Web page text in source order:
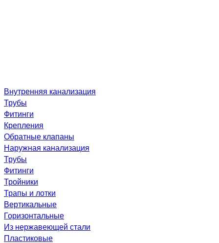
Внутренняя канализация
Трубы
Фитинги
Крепления
Обратные клапаны
Наружная канализация
Трубы
Фитинги
Тройники
Трапы и лотки
Вертикальные
Горизонтальные
Из нержавеющей стали
Пластиковые